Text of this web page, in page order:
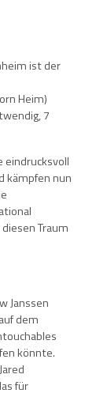
ist der
Heim)
7
eindrucksvoll
kämpfen nun
Traum
Janssen
dem
könnte.
für